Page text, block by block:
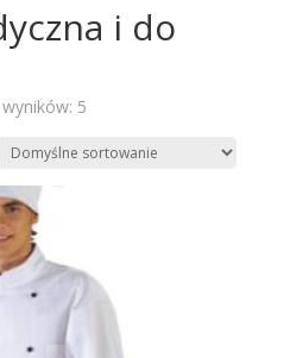
i do
5